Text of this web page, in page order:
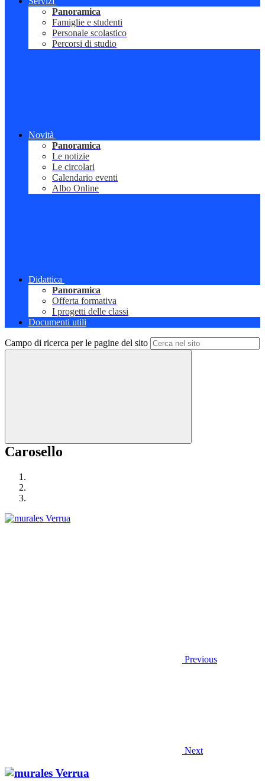
Panoramica
Famiglie e studenti
Personale scolastico
Percorsi di studio
Novità
Panoramica
Le notizie
Le circolari
Calendario eventi
Albo Online
Didattica
Panoramica
Offerta formativa
I progetti delle classi
Documenti utili
Campo di ricerca per le pagine del sito
Carosello
Previous
Next